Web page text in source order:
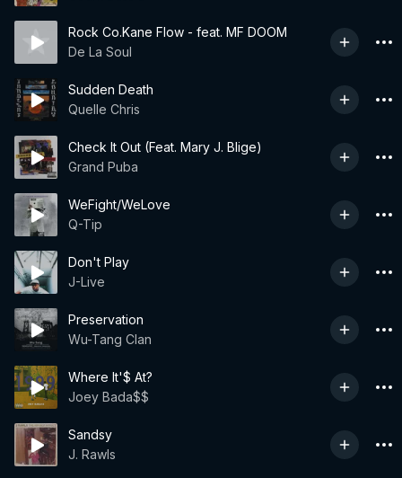
Rock Co.Kane Flow - feat. MF DOOM
De La Soul
Sudden Death
Quelle Chris
Check It Out (Feat. Mary J. Blige)
Grand Puba
WeFight/WeLove
Q-Tip
Don't Play
J-Live
Preservation
Wu-Tang Clan
Where It'$ At?
Joey Bada$$
Sandsy
J. Rawls